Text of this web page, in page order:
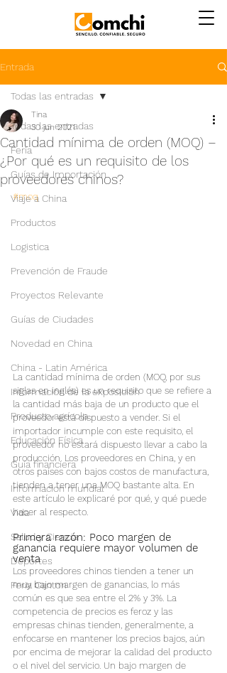
Entrada
Todas las entradas
Feria
Guías de Importación
Viaje a China
Productos
Logistica
Prevención de Fraude
Proyectos Relevante
Guías de Ciudades
Novedad en China
China - Latin América
Información de la exposición
Producto agrícola
Educación Física
Guía financiera
Informacion mundial
Vida
Salud y Ciencia
Deportes
Feria Canton
Todas las entradas
Cantidad mínima de orden (MOQ) –
¿Por qué es un requisito de los
proveedores chinos?
Tina
30 jun 2021
#moq
La cantidad mínima de orden (MOQ, por sus
siglas en inglés) es un requisito que se refiere a
la cantidad más baja de un producto que el
proveedor está dispuesto a vender. Si el
importador incumple con este requisito, el
proveedor no estará dispuesto llevar a cabo la
producción. Los proveedores en China, y en
otros países con bajos costos de manufactura,
tienden a tener una MOQ bastante alta. En
este artículo le explicaré por qué, y qué puede
hacer al respecto.
Primera razón: Poco margen de
ganancia requiere mayor volumen de
venta
Los proveedores chinos tienden a tener un
muy bajo margen de ganancias, lo más
común es que sea entre el 2% y 3%. La
competencia de precios es feroz y las
empresas chinas tienden, generalmente, a
enfocarse en mantener los precios bajos, aún
por encima de mejorar la calidad del producto
o el nivel del servicio. Un bajo margen de